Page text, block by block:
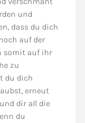
und
dass du dich
auf der
somit auf ihr
zu
du dich
erneut
dir all die
du